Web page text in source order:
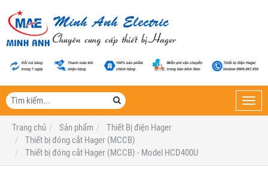
Trang chủ
Sản phẩm
Thiết Bị điện Hager
Thiết bị đóng cắt Hager (MCCB)
Thiết bị đóng cắt Hager (MCCB) - Model HCD400U